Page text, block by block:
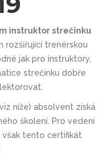
instruktor strečinku
rozšiřující trenérskou
jak pro instruktory,
strečinku dobře
níže) absolvent získá
školení. Pro vedení
však tento certifikát